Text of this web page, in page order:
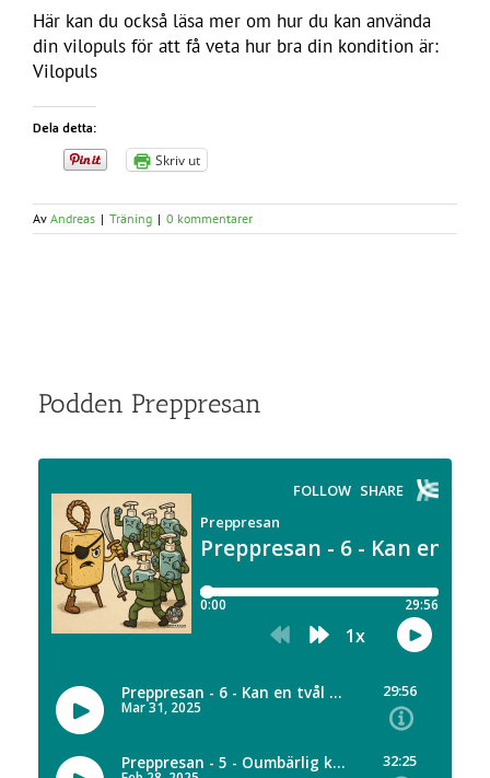
Här kan du också läsa mer om hur du kan använda
din vilopuls för att få veta hur bra din kondition är:
Vilopuls
Dela detta:
Skriv ut
Av Andreas | Träning | 0 kommentarer
Podden Preppresan